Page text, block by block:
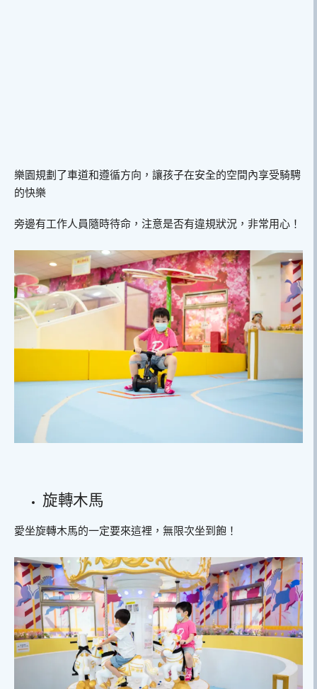
樂園規劃了車道和遵循方向，讓孩子在安全的空間內享受騎騁
的快樂
旁邊有工作人員隨時待命，注意是否有違規狀況，非常用心！
旋轉木馬
愛坐旋轉木馬的一定要來這裡，無限次坐到飽！